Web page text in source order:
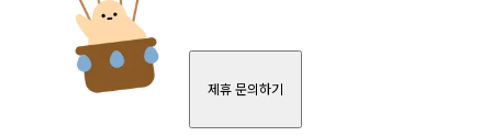
제휴 문의하기